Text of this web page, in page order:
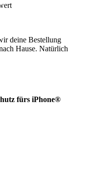
fürs iPhone®
deine Bestellung
Hause. Natürlich